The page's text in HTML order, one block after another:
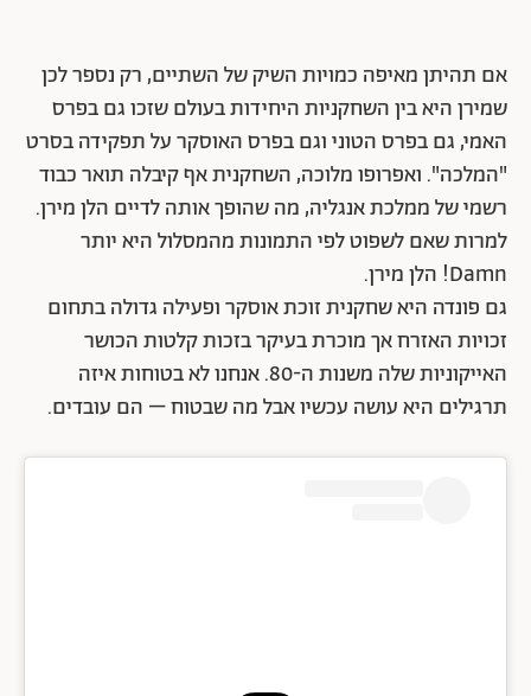
אם תהיתן מאיפה כמויות השיק של השתיים, רק נספר לכן
שמירן היא בין השחקניות היחידות בעולם שזכו גם בפרס
האמי, גם בפרס הטוני וגם בפרס האוסקר על תפקידה בסרט
"המלכה". ואפרופו מלוכה, השחקנית אף קיבלה תואר כבוד
רשמי של ממלכת אנגליה, מה שהופך אותה לדיים הלן מירן.
למרות שאם לשפוט לפי התמונות מהמסלול היא יותר
Damn! הלן מירן.
גם פונדה היא שחקנית זוכת אוסקר ופעילה גדולה בתחום
זכויות האזרח אך מוכרת בעיקר בזכות קלטות הכושר
האייקוניות שלה משנות ה-80. אנחנו לא בטוחות איזה
תרגילים היא עושה עכשיו אבל מה שבטוח – הם עובדים.